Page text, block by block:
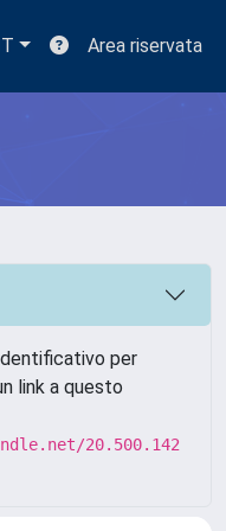
Area riservata
per
link a questo
20.500.142